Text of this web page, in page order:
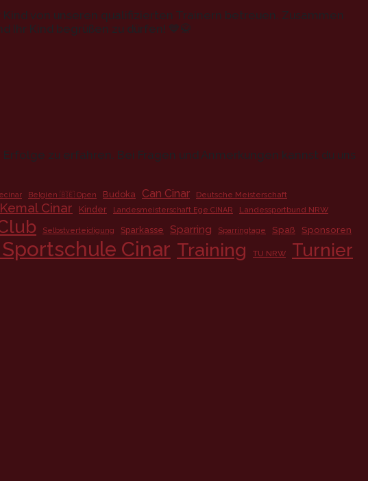
Kind von unseren qualifizierten Trainern betreuen. Zusammen
Ihr Kind begrüßen zu dürfen! 💙🥋
zu erfahren. Bei Fragen und Anmerkungen kannst du uns
Belgien 🇧🇪 Open Budoka Can Cinar Deutsche Meisterschaft
Kemal Cinar Kinder Landesmeisterschaft Ege CINAR Landessportbund NRW
Selbstverteidigung Sparkasse Sparring Sparringtage Spaß Sponsoren
Cinar Training TU NRW
Turnier